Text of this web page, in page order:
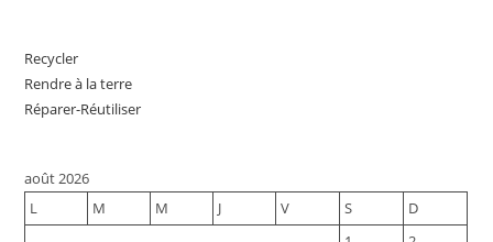
Recycler
Rendre à la terre
Réparer-Réutiliser
août 2026
L
M M J V S
D